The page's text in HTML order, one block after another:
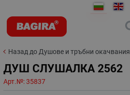
Назад до Душове и тръбни окачвания
ДУШ СЛУШАЛКА 2562
Арт.№:35837